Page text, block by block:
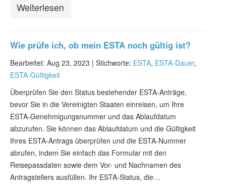
Weiterlesen
Wie prüfe ich, ob mein ESTA noch gültig ist?
Bearbeitet: Aug 23, 2023 | Stichworte: ESTA, ESTA-Dauer,
ESTA-Gültigkeit
Überprüfen Sie den Status bestehender ESTA-Anträge,
bevor Sie in die Vereinigten Staaten einreisen, um Ihre
ESTA-Genehmigungsnummer und das Ablaufdatum
abzurufen. Sie können das Ablaufdatum und die Gültigkeit
Ihres ESTA-Antrags überprüfen und die ESTA-Nummer
abrufen, indem Sie einfach das Formular mit den
Reisepassdaten sowie dem Vor- und Nachnamen des
Antragstellers ausfüllen. Ihr ESTA-Status, die…